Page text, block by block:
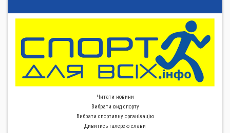
Читати новини
Вибрати вид спорту
Вибрати спортивну органiзацiю
Дивитись галерею слави